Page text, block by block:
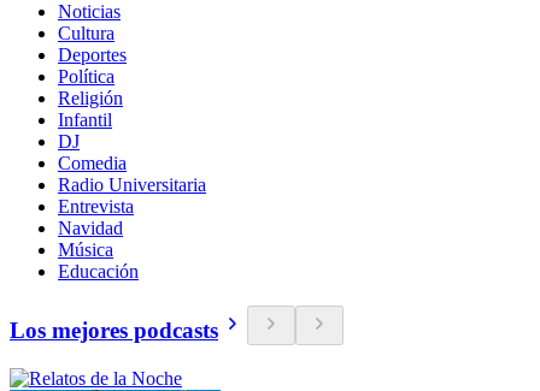
Noticias
Cultura
Deportes
Política
Religión
Infantil
DJ
Comedia
Radio Universitaria
Entrevista
Navidad
Música
Educación
Los mejores podcasts